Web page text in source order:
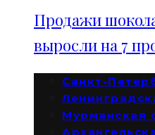
Продажи
выросли на 7
Санкт-
Мурманская